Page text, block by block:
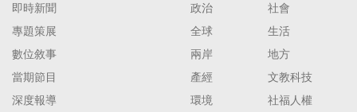
即時新聞
專題策展
數位敘事
當期節目
深度報導
政治
社會
全球
生活
兩岸
地方
產經
文教科技
環境
社福人權